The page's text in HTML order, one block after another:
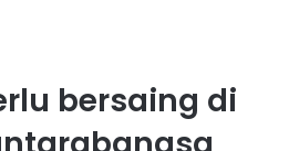
bersaing di